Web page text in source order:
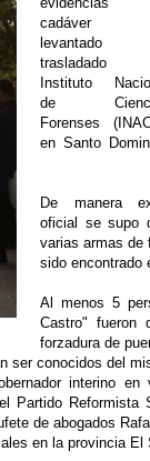
cadáver
trasladado
Instituto
de
Forenses
en Santo
De manera
oficial se supo
varias armas de
sido encontrado
Al menos 5
Castro" fueron
forzadura de
ser conocidos del
interino
Partido Reformista
de abogados
en la provincia